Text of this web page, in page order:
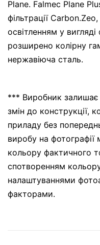
Plane. Falmec Plane
фільтрації
освітленням у вигляді
розширено колірну
нержавіюча сталь.
*** Виробник залишає
змін до конструкції,
приладу без
виробу на фотографії
кольору фактичного
спотворенням
налаштуваннями
факторами.